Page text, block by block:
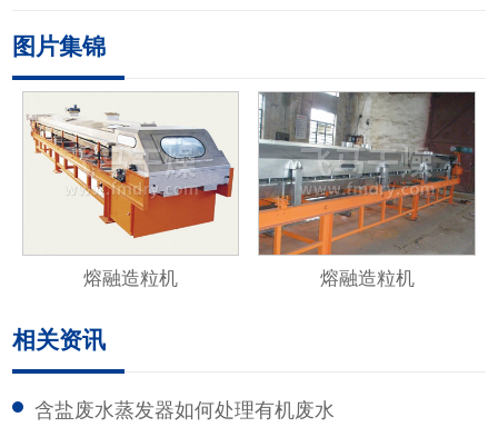
图片集锦
熔融造粒机 熔融造粒机
相关资讯
含盐废水蒸发器如何处理有机废水